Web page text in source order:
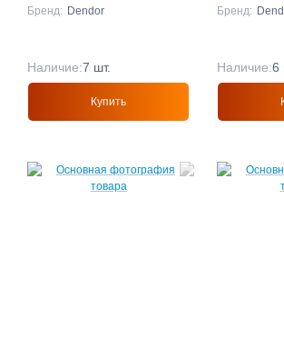
Бренд: Dendor
Наличие:7 шт.
Купить
Бренд:
Наличие:6